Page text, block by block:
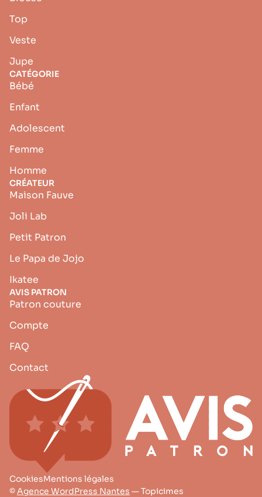
Top
Veste
Jupe
CATÉGORIE
Bébé
Enfant
Adolescent
Femme
Homme
CRÉATEUR
Maison Fauve
Joli Lab
Petit Patron
Le Papa de Jojo
Ikatee
AVIS PATRON
Patron couture
Compte
FAQ
Contact
©Agence WordPress Nantes — Topicimes
CookiesMentions légales